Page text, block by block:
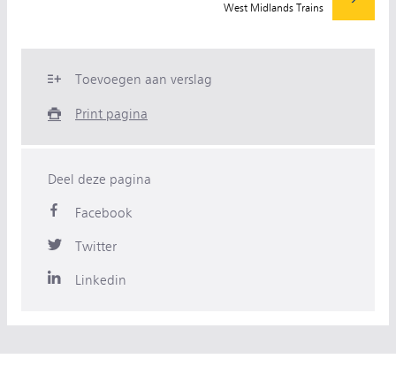
West Midlands Trains
Toevoegen aan verslag
Print pagina
Deel deze pagina
Facebook
Twitter
Linkedin